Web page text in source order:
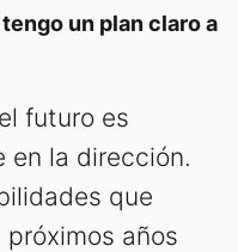
un plan claro a
futuro es
en la dirección.
que
años